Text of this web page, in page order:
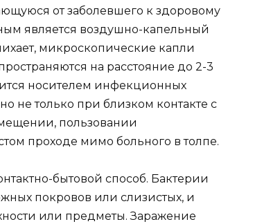
от заболевшего к здоровому
является воздушно-капельный
микроскопические капли
на расстояние до 2-3
носителем инфекционных
не только при близком контакте с
пользовании
проходе мимо больного в толпе.
бытовой способ. Бактерии
покровов или слизистых, и
или предметы. Заражение